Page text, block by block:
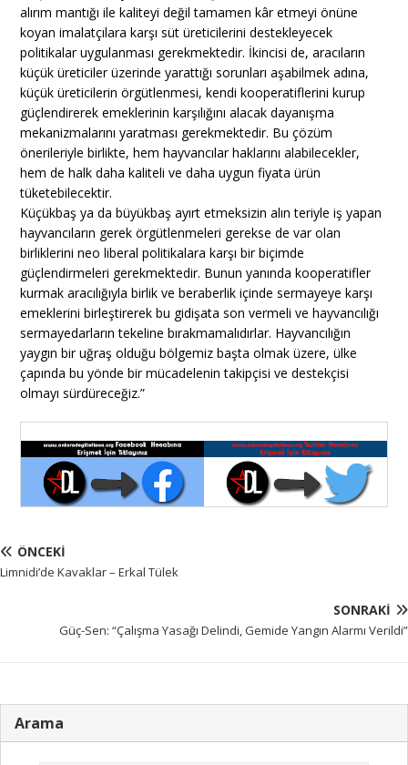
alırım mantığı ile kaliteyi değil tamamen kâr etmeyi önüne
koyan imalatçılara karşı süt üreticilerini destekleyecek
politikalar uygulanması gerekmektedir. İkincisi de, aracıların
küçük üreticiler üzerinde yarattığı sorunları aşabilmek adına,
küçük üreticilerin örgütlenmesi, kendi kooperatiflerini kurup
güçlendirerek emeklerinin karşılığını alacak dayanışma
mekanizmalarını yaratması gerekmektedir. Bu çözüm
önerileriyle birlikte, hem hayvancılar haklarını alabilecekler,
hem de halk daha kaliteli ve daha uygun fiyata ürün
tüketebilecektir.
Küçükbaş ya da büyükbaş ayırt etmeksizin alın teriyle iş yapan
hayvancıların gerek örgütlenmeleri gerekse de var olan
birliklerini neo liberal politikalara karşı bir biçimde
güçlendirmeleri gerekmektedir. Bunun yanında kooperatifler
kurmak aracılığıyla birlik ve beraberlik içinde sermayeye karşı
emeklerini birleştirerek bu gidişata son vermeli ve hayvancılığı
sermayedarların tekeline bırakmamalıdırlar. Hayvancılığın
yaygın bir uğraş olduğu bölgemiz başta olmak üzere, ülke
çapında bu yönde bir mücadelenin takipçisi ve destekçisi
olmayı sürdüreceğiz.”
ÖNCEKI
Limnidi’de Kavaklar – Erkal Tülek
SONRAKI
Güç-Sen: “Çalışma Yasağı Delindi, Gemide Yangın Alarmı Verildi”
Arama